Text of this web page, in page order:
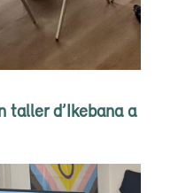
taller d’Ikebana a